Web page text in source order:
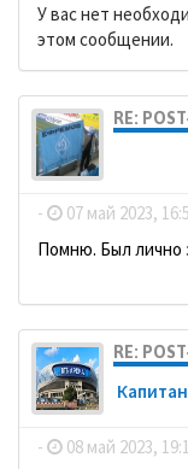
У вас нет
этом сообщении.
RE:
- 07 май 2023,
Помню. Был лично
RE:
Кaпитaн
- 08 май 2023,